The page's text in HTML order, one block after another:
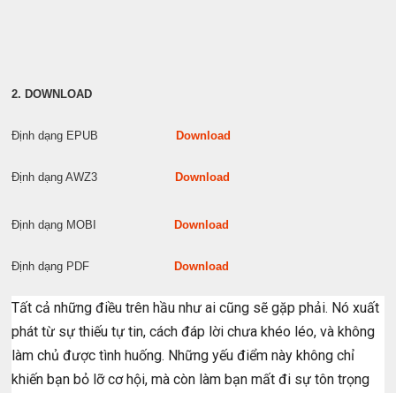
2. DOWNLOAD
Định dạng EPUB Download
Định dạng AWZ3 Download
Định dạng MOBI Download
Định dạng PDF Download
Tất cả những điều trên hầu như ai cũng sẽ gặp phải. Nó xuất
phát từ sự thiếu tự tin, cách đáp lời chưa khéo léo, và không
làm chủ được tình huống. Những yếu điểm này không chỉ
khiến bạn bỏ lỡ cơ hội, mà còn làm bạn mất đi sự tôn trọng